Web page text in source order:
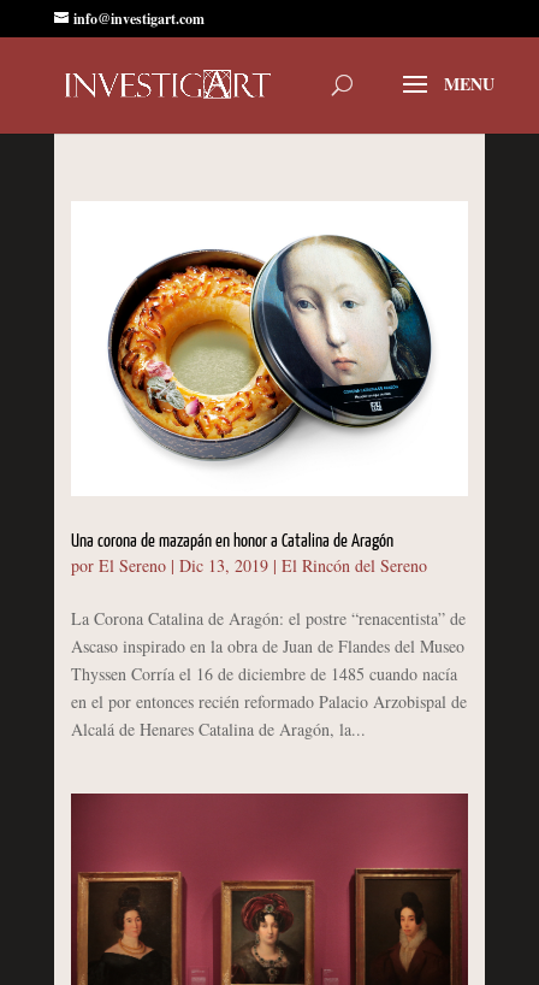
info@investigart.com
Una corona de mazapán en honor a Catalina de Aragón
por El Sereno| Dic 13, 2019| El Rincón del Sereno
La Corona Catalina de Aragón: el postre “renacentista” de
Ascaso inspirado en la obra de Juan de Flandes del Museo
Thyssen Corría el 16 de diciembre de 1485 cuando nacía
en el por entonces recién reformado Palacio Arzobispal de
Alcalá de Henares Catalina de Aragón, la...